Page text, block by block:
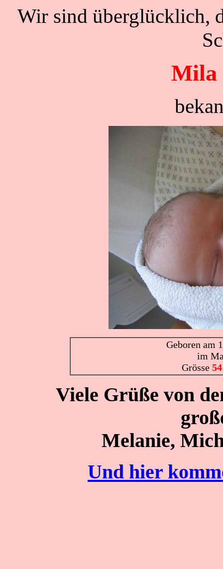
Wir sind überglücklich,
Mila
Geboren am
im
Grösse 54
Viele Grüße von
Melanie,
Und hier